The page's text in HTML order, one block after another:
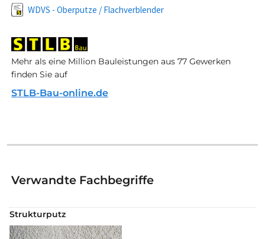
WDVS - Oberputze / Flachverblender
Mehr als eine Million Bauleistungen aus 77 Gewerken
finden Sie auf
STLB-Bau-online.de
Verwandte Fachbegriffe
Strukturputz